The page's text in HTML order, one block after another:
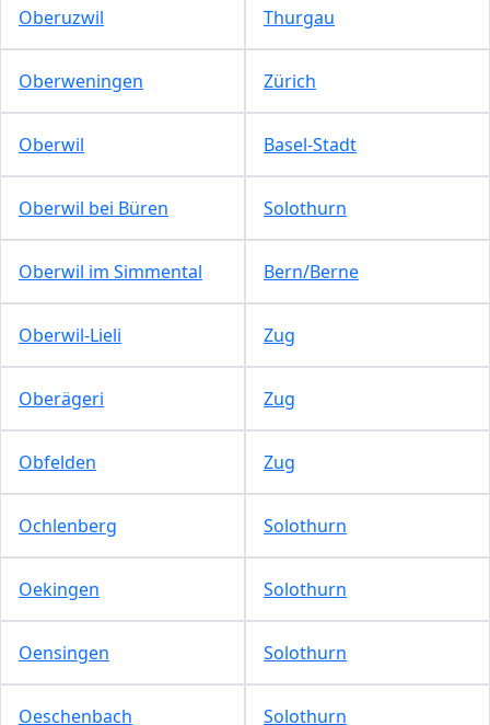
Oberuzwil Thurgau
Oberweningen Zürich
Oberwil Basel-Stadt
Oberwil bei Büren Solothurn
Oberwil im Simmental Bern/Berne
Oberwil-Lieli Zug
Oberägeri Zug
Obfelden Zug
Ochlenberg Solothurn
Oekingen Solothurn
Oensingen Solothurn
Oeschenbach Solothurn